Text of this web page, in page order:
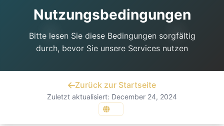
Nutzungsbedingungen
Bitte lesen Sie diese Bedingungen sorgfältig
durch, bevor Sie unsere Services nutzen
Zurück zur Startseite
Zuletzt aktualisiert: December 24, 2024